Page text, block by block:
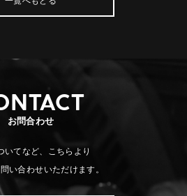
お問合わせ
いてなど、こちらより
い合わせいただけます。